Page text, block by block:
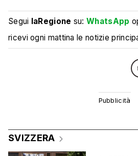
Segui laRegione su:WhatsApp
ricevi ogni mattina le notizie
SVIZZERA